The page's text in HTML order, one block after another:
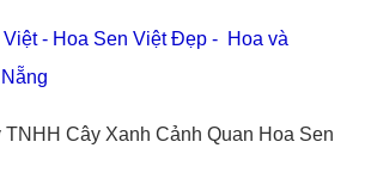
Việt- Hoa Sen Việt Đẹp - Hoa và
TNHH Cây Xanh Cảnh Quan Hoa Sen